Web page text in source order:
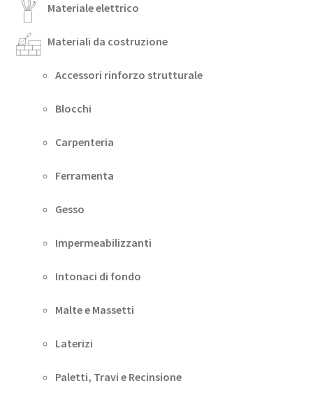
Materiale elettrico
Materiali da costruzione
Accessori rinforzo strutturale
Blocchi
Carpenteria
Ferramenta
Gesso
Impermeabilizzanti
Intonaci di fondo
Malte e Massetti
Laterizi
Paletti, Travi e Recinsione